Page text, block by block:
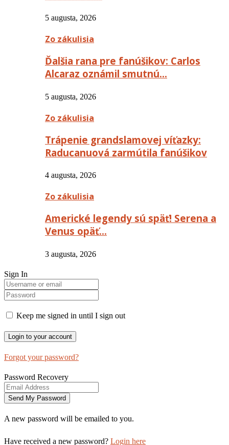
5 augusta, 2026
Zo zákulisia
Ďalšia rana pre fanúšikov: Carlos
Alcaraz oznámil smutnú…
5 augusta, 2026
Zo zákulisia
Trápenie grandslamovej víťazky:
Raducanuová zarmútila fanúšikov
4 augusta, 2026
Zo zákulisia
Americké legendy sú späť! Serena a
Venus opäť…
3 augusta, 2026
Sign In
Keep me signed in until I sign out
Forgot your password?
Password Recovery
A new password will be emailed to you.
Have received a new password? Login here